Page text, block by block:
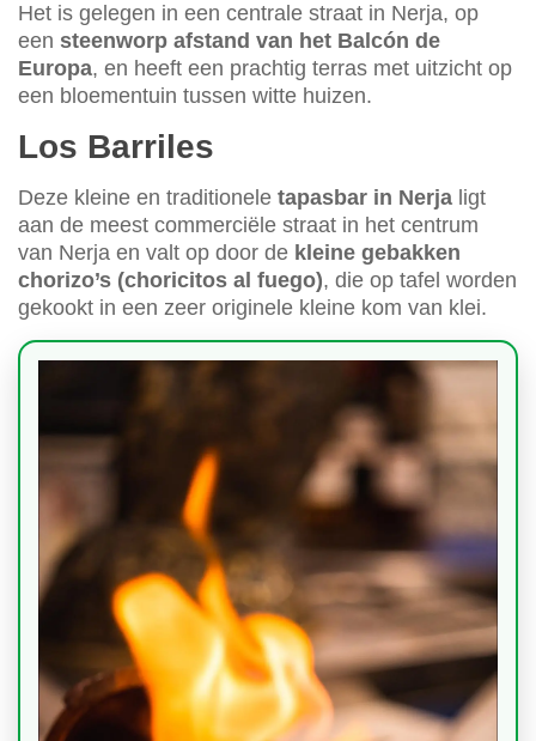
Het is gelegen in een centrale straat in Nerja, op
een steenworp afstand van het Balcón de
Europa, en heeft een prachtig terras met uitzicht op
een bloementuin tussen witte huizen.
Los Barriles
Deze kleine en traditionele tapasbar in Nerja ligt
aan de meest commerciële straat in het centrum
van Nerja en valt op door de kleine gebakken
chorizo’s (choricitos al fuego), die op tafel worden
gekookt in een zeer originele kleine kom van klei.